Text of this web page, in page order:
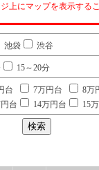
上にマップを表示する
池袋 渋谷
15～20分
台 7万円台 8万
台 14万円台 15